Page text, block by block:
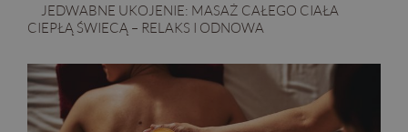
JEDWABNE UKOJENIE: MASAŻ CAŁEGO CIAŁA
CIEPŁĄ ŚWIECĄ – RELAKS I ODNOWA